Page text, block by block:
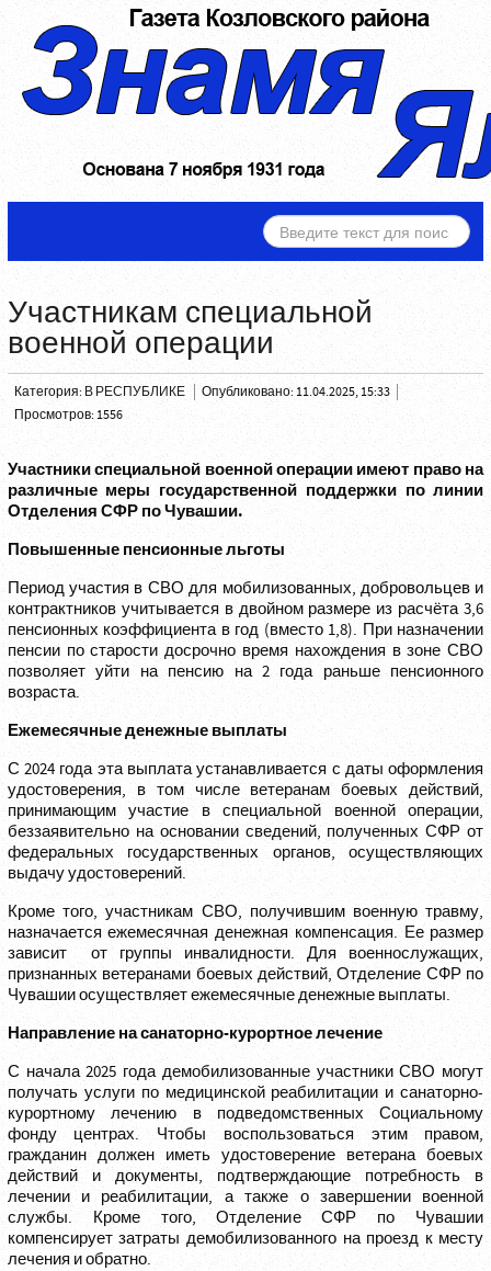
ИСКАТЬ...
Участникам специальной
военной операции
Категория: В РЕСПУБЛИКЕ
Опубликовано: 11.04.2025, 15:33
Просмотров: 1556
Участники специальной военной операции имеют право на
различные меры государственной поддержки по линии
Отделения СФР по Чувашии.
Повышенные пенсионные льготы
Период участия в СВО для мобилизованных, добровольцев и
контрактников учитывается в двойном размере из расчёта 3,6
пенсионных коэффициента в год (вместо 1,8). При назначении
пенсии по старости досрочно время нахождения в зоне СВО
позволяет уйти на пенсию на 2 года раньше пенсионного
возраста.
Ежемесячные денежныевыплаты
С 2024 года эта выплата устанавливается с даты оформления
удостоверения, в том числе ветеранам боевых действий,
принимающим участие в специальной военной операции,
беззаявительно на основании сведений, полученных СФР от
федеральных государственных органов, осуществляющих
выдачу удостоверений.
Кроме того, участникам СВО, получившим военную травму,
назначается ежемесячная денежная компенсация. Ее размер
зависит от группы инвалидности. Для военнослужащих,
признанных ветеранами боевых действий, Отделение СФР по
Чувашии осуществляет ежемесячные денежные выплаты.
Направление на санаторно-курортное лечение
С начала 2025 года демобилизованные участники СВО могут
получать услуги по медицинской реабилитации и санаторно-
курортному лечению в подведомственных Социальному
фонду центрах. Чтобы воспользоваться этим правом,
гражданин должен иметь удостоверение ветерана боевых
действий и документы, подтверждающие потребность в
лечении и реабилитации, а также о завершении военной
службы. Кроме того, Отделение СФР по Чувашии
компенсирует затраты демобилизованного на проезд к месту
лечения и обратно.